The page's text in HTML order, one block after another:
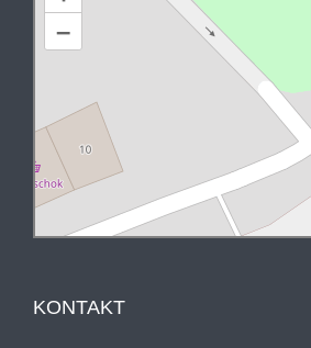
–
KONTAKT